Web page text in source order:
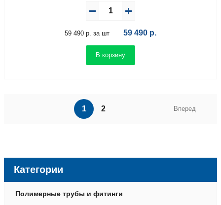
59 490 р. за шт 59 490 р.
В корзину
1 2 Вперед
Категории
Полимерные трубы и фитинги